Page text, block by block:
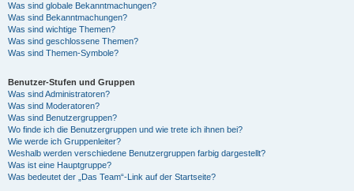
Was sind globale Bekanntmachungen?
Was sind Bekanntmachungen?
Was sind wichtige Themen?
Was sind geschlossene Themen?
Was sind Themen-Symbole?
Benutzer-Stufen und Gruppen
Was sind Administratoren?
Was sind Moderatoren?
Was sind Benutzergruppen?
Wo finde ich die Benutzergruppen und wie trete ich ihnen bei?
Wie werde ich Gruppenleiter?
Weshalb werden verschiedene Benutzergruppen farbig dargestellt?
Was ist eine Hauptgruppe?
Was bedeutet der „Das Team“-Link auf der Startseite?